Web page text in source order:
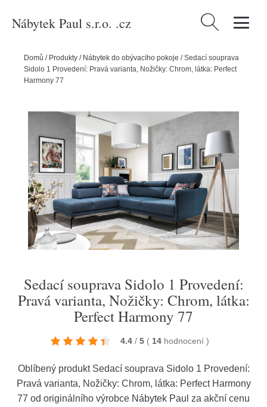
Nábytek Paul s.r.o. .cz Vyhledávání
Domů / Produkty / Nábytek do obývacího pokoje /Sedací souprava
Sidolo 1 Provedení: Pravá varianta, Nožičky: Chrom, látka: Perfect
Harmony 77
Sedací souprava Sidolo 1 Provedení:
Pravá varianta, Nožičky: Chrom, látka:
Perfect Harmony 77
4.4 / 5 ( 14 hodnocení )
Oblíbený produkt Sedací souprava Sidolo 1 Provedení:
Pravá varianta, Nožičky: Chrom, látka: Perfect Harmony
77 od originálního výrobce Nábytek Paul za akční cenu